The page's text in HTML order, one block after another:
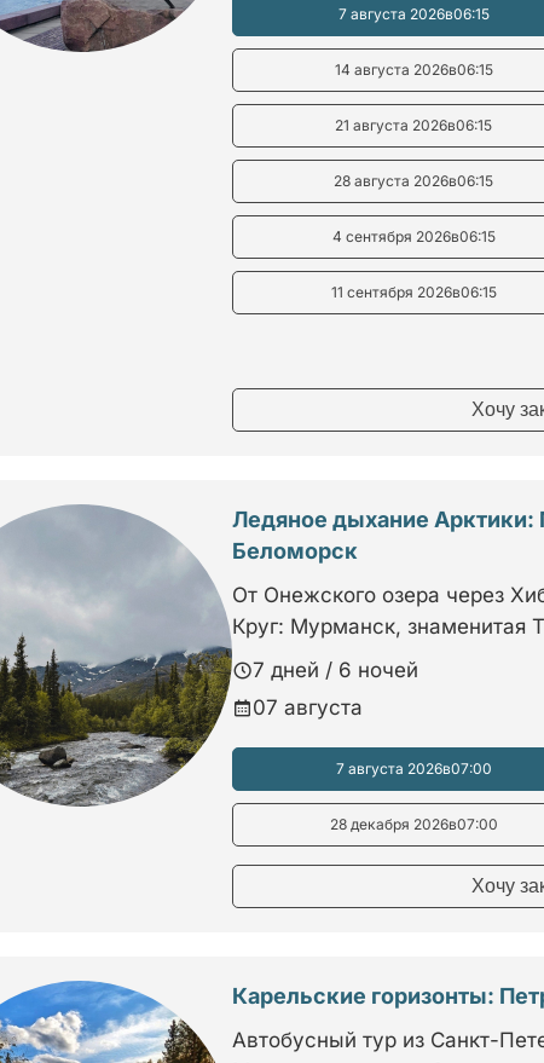
7 августа 2026в06:15
14 августа 2026в06:15
21 августа 2026в06:15
28 августа 2026в06:15
4 сентября 2026в06:15
11 сентября 2026в06:15
Хочу
Ледяное дыхание
Беломорск
От Онежского озера через
Круг: Мурманск, знаменитая
7 дней / 6 ночей
07 августа
7 августа 2026в07:00
28 декабря 2026в07:00
Хочу
Карельские горизонты:
Автобусный тур из Санкт-